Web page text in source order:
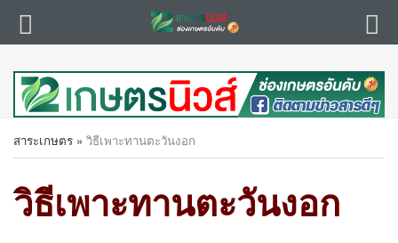
สาระเกษตร » วิธีเพาะทานตะวันงอก
วิธีเพาะทานตะวันงอก